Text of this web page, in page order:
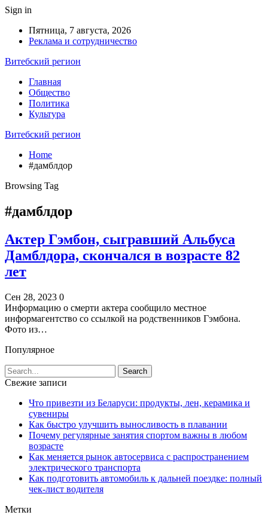
Sign in
Пятница, 7 августа, 2026
Реклама и сотрудничество
Витебский регион
Главная
Общество
Политика
Культура
Витебский регион
Home
#дамблдор
Browsing Tag
#дамблдор
Актер Гэмбон, сыгравший Альбуса
Дамблдора, скончался в возрасте 82
лет
Сен 28, 2023 0
Информацию о смерти актера сообщило местное
информагентство со ссылкой на родственников Гэмбона.
Фото из…
Популярное
Свежие записи
Что привезти из Беларуси: продукты, лен, керамика и
сувениры
Как быстро улучшить выносливость в плавании
Почему регулярные занятия спортом важны в любом
возрасте
Как меняется рынок автосервиса с распространением
электрического транспорта
Как подготовить автомобиль к дальней поездке: полный
чек-лист водителя
Метки